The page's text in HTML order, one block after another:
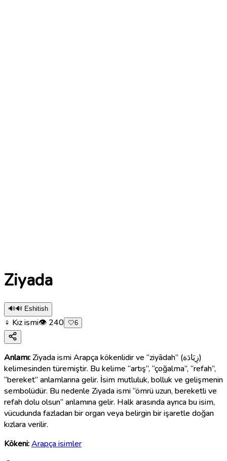
Ziyada
🔊🔊 Eshitish
♀ Kız ismi👁 240 🤍6
Anlamı:Ziyada ismi Arapça kökenlidir ve “ziyādah” (زِيَادَة)
kelimesinden türemiştir. Bu kelime “artış”, “çoğalma”, “refah”,
“bereket” anlamlarına gelir. İsim mutluluk, bolluk ve gelişmenin
sembolüdür. Bu nedenle Ziyada ismi “ömrü uzun, bereketli ve
refah dolu olsun” anlamına gelir. Halk arasında ayrıca bu isim,
vücudunda fazladan bir organ veya belirgin bir işaretle doğan
kızlara verilir.
Kökeni:Arapça isimler